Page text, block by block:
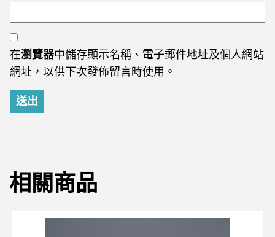
在瀏覽器中儲存顯示名稱、電子郵件地址及個人網站
網址，以供下次發佈留言時使用。
相關商品